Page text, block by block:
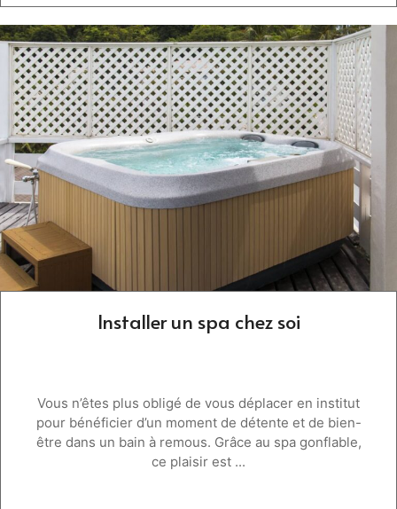
Installer un spa chez soi
Vous n’êtes plus obligé de vous déplacer en institut
pour bénéficier d’un moment de détente et de bien-
être dans un bain à remous. Grâce au spa gonflable,
ce plaisir est ...